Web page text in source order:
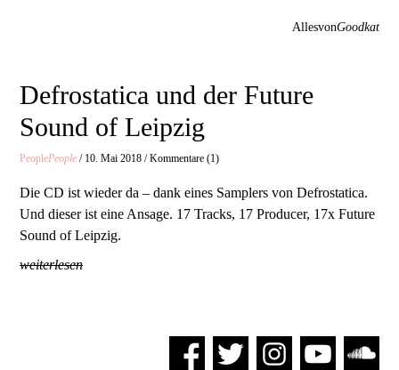
AllesvonGoodkat
Defrostatica und der Future
Sound of Leipzig
PeoplePeople / 10. Mai 2018 / Kommentare (1)
Die CD ist wieder da – dank eines Samplers von Defrostatica.
Und dieser ist eine Ansage. 17 Tracks, 17 Producer, 17x Future
Sound of Leipzig.
weiterlesen